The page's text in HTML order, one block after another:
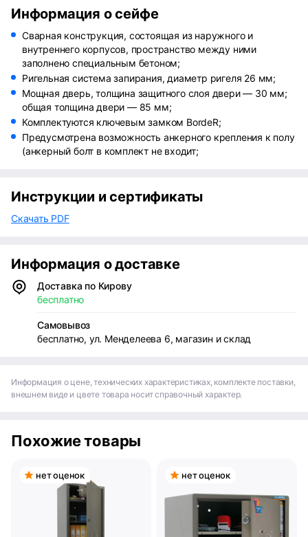
Информация о сейфе
Сварная конструкция, состоящая из наружного и
внутреннего корпусов, пространство между ними
заполнено специальным бетоном;
Ригельная система запирания, диаметр ригеля 26 мм;
Мощная дверь, толщина защитного слоя двери — 30 мм;
общая толщина двери — 85 мм;
Комплектуются ключевым замком BordeR;
Предусмотрена возможность анкерного крепления к полу
(анкерный болт в комплект не входит;
Инструкции и сертификаты
Скачать PDF
Информация о доставке
Доставка по Кирову
бесплатно
Самовывоз
бесплатно, ул. Менделеева 6, магазин и склад
Информация о цене, технических характеристиках, комплекте поставки,
внешнем виде и цвете товара носит справочный характер.
Похожие товары
нет оценок нет оценок